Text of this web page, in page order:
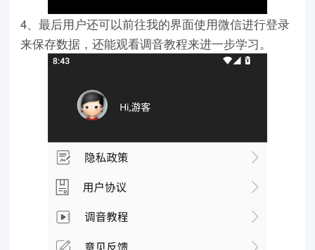
4、最后用户还可以前往我的界面使用微信进行登录
来保存数据，还能观看调音教程来进一步学习。